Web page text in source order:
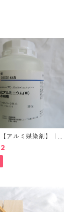
アルミ媒染剤】｜5
り｜塩化アルミニ